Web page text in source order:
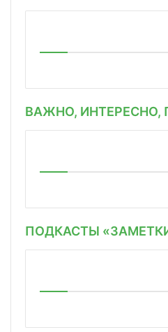
ВАЖНО, ИНТЕРЕСНО,
ПОДКАСТЫ